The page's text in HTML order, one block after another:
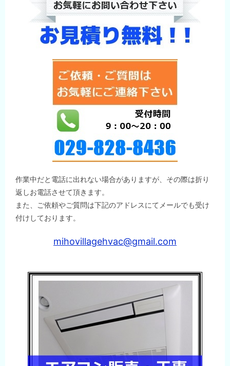
作業中だと電話に出れない場合がありますが、その際は折り
返しお電話させて頂きます。
また、ご依頼やご質問は下記のアドレスにてメールでも受け
付けしております。
mihovillagehvac@gmail.com